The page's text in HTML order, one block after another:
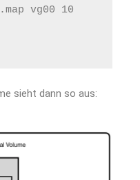
vg00 10
sieht dann so aus: